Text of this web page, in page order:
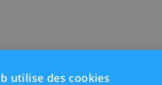
utilise des cookies